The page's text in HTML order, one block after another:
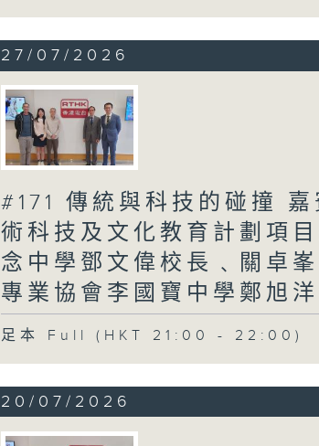
27/07/2026
#171 傳統與科技的碰撞
術科技及文化教育計劃項
念中學鄧文偉校長﹑關卓
專業協會李國寶中學鄭旭
足本 Full (HKT 21:00 - 22:00)
20/07/2026